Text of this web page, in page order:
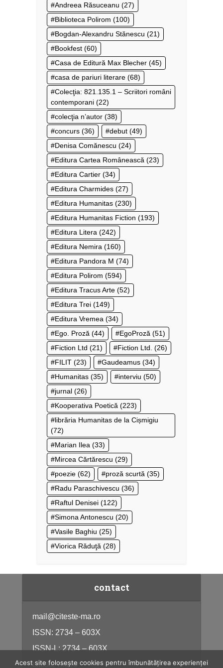
Andreea Răsuceanu (27)
Biblioteca Polirom (100)
Bogdan-Alexandru Stănescu (21)
Bookfest (60)
Casa de Editură Max Blecher (45)
casa de pariuri literare (68)
Colecţia: 821.135.1 – Scriitori români
contemporani (22)
colecţia n’autor (38)
concurs (36) debut (49)
Denisa Comănescu (24)
Editura Cartea Românească (23)
Editura Cartier (34)
Editura Charmides (27)
Editura Humanitas (230)
Editura Humanitas Fiction (193)
Editura Litera (242)
Editura Nemira (160)
Editura Pandora M (74)
Editura Polirom (594)
Editura Tracus Arte (52)
Editura Trei (149)
Editura Vremea (34)
Ego. Proză (44) EgoProză (51)
Fiction Ltd (21) Fiction Ltd. (26)
FILIT (23) Gaudeamus (34)
Humanitas (35) interviu (50)
jurnal (26)
Kooperativa Poetică (223)
librăria Humanitas de la Cișmigiu
(72)
Marian Ilea (33)
Mircea Cărtărescu (29)
poezie (62) proză scurtă (35)
Radu Paraschivescu (36)
Raftul Denisei (122)
Simona Antonescu (20)
Vasile Baghiu (25)
Viorica Răduţă (28)
contact
mail@citeste-ma.ro
ISSN: 2734 – 603X
ISSN-L: 2734 – 603X
citeste-ma.ro
Acest site folosește cookies pentru îmbunătățirea experienței